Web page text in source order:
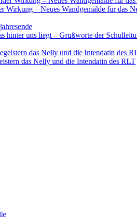
Wirkung – Neues Wandgemälde für das
hinter uns liegt – Grußworte der
das Nelly und die Intendatin des RLT